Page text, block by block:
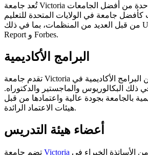
تُعد جامعة Victoria في الولايات المتحدة واحدة من أفضل الجامعات
جامعة في الولايات المتحدة للتعليم
من قبل العديد من المنظمات، بما في ذلك US News & World
Report و Forbes.
البرامج الأكاديمية
تقدم جامعة Victoria مجموعة واسعة من البرامج الأكاديمية في
ذلك البكالوريوس والماجستير والدكتوراه.
بالجامعة بجودة عالية واعتمادها من قبل
هيئات الاعتماد الرائدة.
أعضاء هيئة التدريس
Victoria